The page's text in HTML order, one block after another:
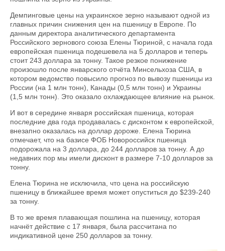
Демпинговые цены на украинское зерно называют одной из
главных причин снижения цен на пшеницу в Европе. По
данным директора аналитического департамента
Российского зернового союза Елены Тюриной, с начала года
европейская пшеница подешевела на 5 долларов и теперь
стоит 243 доллара за тонну. Такое резкое понижение
произошло после январского отчёта Минсельхоза США, в
котором ведомство повысило прогноз по вывозу пшеницы из
России (на 1 млн тонн), Канады (0,5 млн тонн) и Украины
(1,5 млн тонн). Это оказало охлаждающее влияние на рынок.
И вот в середине января российская пшеница, которая
последние два года продавалась с дисконтом к европейской,
внезапно оказалась на доллар дороже. Елена Тюрина
отмечает, что на базисе ФОБ Новороссийск пшеница
подорожала на 3 доллара, до 244 долларов за тонну. А до
недавних пор мы имели дисконт в размере 7-10 долларов за
тонну.
Елена Тюрина не исключила, что цена на российскую
пшеницу в ближайшее время может опуститься до $239-240
за тонну.
В то же время плавающая пошлина на пшеницу, которая
начнёт действие с 17 января, была рассчитана по
индикативной цене 250 долларов за тонну.